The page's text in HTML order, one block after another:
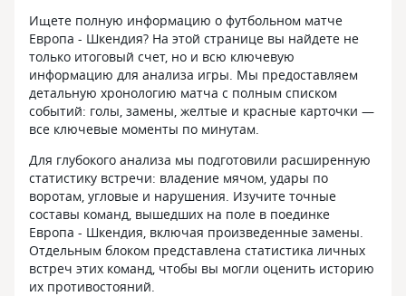
Ищете полную информацию о футбольном матче
Европа - Шкендия? На этой странице вы найдете не
только итоговый счет, но и всю ключевую
информацию для анализа игры. Мы предоставляем
детальную хронологию матча с полным списком
событий: голы, замены, желтые и красные карточки —
все ключевые моменты по минутам.
Для глубокого анализа мы подготовили расширенную
статистику встречи: владение мячом, удары по
воротам, угловые и нарушения. Изучите точные
составы команд, вышедших на поле в поединке
Европа - Шкендия, включая произведенные замены.
Отдельным блоком представлена статистика личных
встреч этих команд, чтобы вы могли оценить историю
их противостояний.